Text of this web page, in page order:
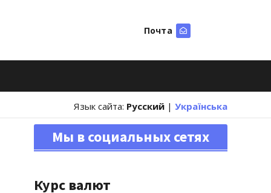
Почта
Язык сайта: Русский | Українська
Мы в социальных сетях
Курс валют